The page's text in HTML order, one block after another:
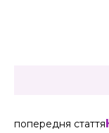
попередня стаття